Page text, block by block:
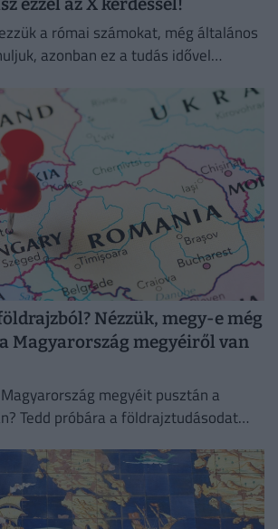
a római számokat, még általános
azonban ez a tudás idővel
Nézzük, megy-e még
Magyarország megyéiről van
megyéit pusztán a
Tedd próbára a földrajztudásodat